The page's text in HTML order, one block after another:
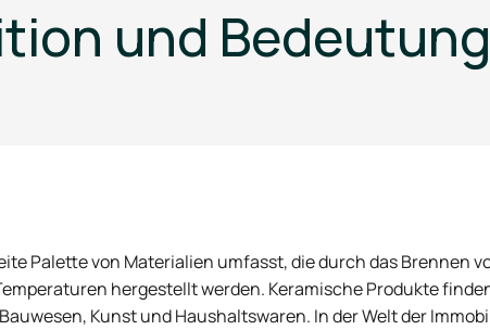
und
Palette von Materialien umfasst, die durch das Brennen
hergestellt werden. Keramische Produkte
Kunst und Haushaltswaren. In der Welt der